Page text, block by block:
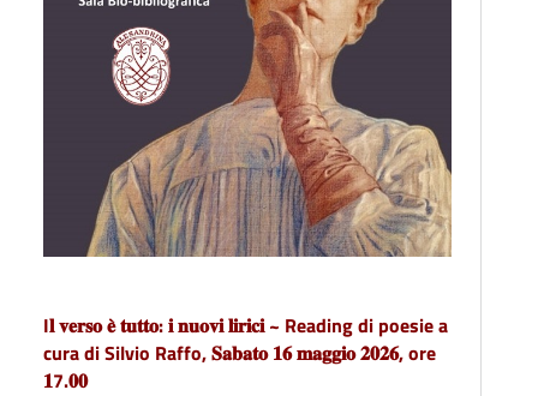
I𝐥 𝐯𝐞𝐫𝐬𝐨 𝐞̀ 𝐭𝐮𝐭𝐭𝐨: 𝐢 𝐧𝐮𝐨𝐯𝐢 𝐥𝐢𝐫𝐢𝐜𝐢 ~ Reading di poesie a
cura di Silvio Raffo, 𝐒𝐚𝐛𝐚𝐭𝐨 𝟏𝟔 𝐦𝐚𝐠𝐠𝐢𝐨 𝟐𝟎𝟐𝟔, ore
𝟏7.𝟎𝟎